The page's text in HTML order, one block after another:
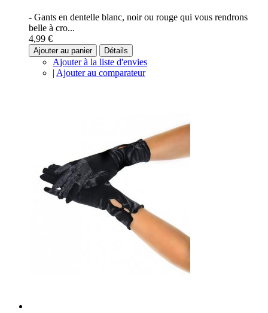
- Gants en dentelle blanc, noir ou rouge qui vous rendrons
belle à cro...
4,99 €
Ajouter au panier Détails
Ajouter à la liste d'envies
| Ajouter au comparateur